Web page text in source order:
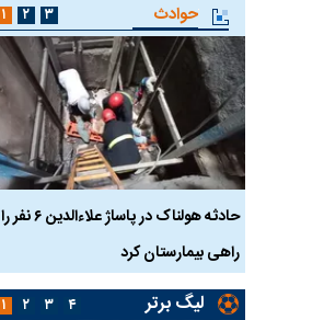
حوادث
حادثه هولناک در پاساژ علاءالدین ۶ نفر را
راهی بیمارستان کرد
۱ ۲ ۳
لیگ برتر ۱ ۲ ۳ ۴